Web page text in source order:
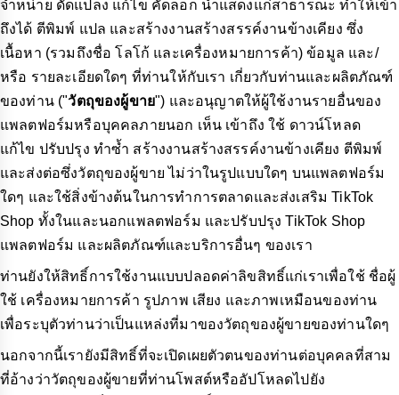
จำหน่าย ดัดแปลง แก้ไข คัดลอก นำแสดงแก่สาธารณะ ทำให้เข้า
ถึงได้ ตีพิมพ์ แปล และสร้างงานสร้างสรรค์งานข้างเคียง ซึ่ง
เนื้อหา (รวมถึงชื่อ โลโก้ และเครื่องหมายการค้า) ข้อมูล และ/
หรือ รายละเอียดใดๆ ที่ท่านให้กับเรา เกี่ยวกับท่านและผลิตภัณฑ์
ของท่าน ("วัตถุของผู้ขาย") และอนุญาตให้ผู้ใช้งานรายอื่นของ
แพลตฟอร์มหรือบุคคลภายนอก เห็น เข้าถึง ใช้ ดาวน์โหลด
แก้ไข ปรับปรุง ทำซ้ำ สร้างงานสร้างสรรค์งานข้างเคียง ตีพิมพ์
และส่งต่อซึ่งวัตถุของผู้ขาย ไม่ว่าในรูปแบบใดๆ บนแพลตฟอร์ม
ใดๆ และใช้สิ่งข้างต้นในการทำการตลาดและส่งเสริม TikTok
Shop ทั้งในและนอกแพลตฟอร์ม และปรับปรุง TikTok Shop
แพลตฟอร์ม และผลิตภัณฑ์และบริการอื่นๆ ของเรา
ท่านยังให้สิทธิ์การใช้งานแบบปลอดค่าลิขสิทธิ์แก่เราเพื่อใช้ ชื่อผู้
ใช้ เครื่องหมายการค้า รูปภาพ เสียง และภาพเหมือนของท่าน
เพื่อระบุตัวท่านว่าเป็นแหล่งที่มาของวัตถุของผู้ขายของท่านใดๆ
นอกจากนี้เรายังมีสิทธิ์ที่จะเปิดเผยตัวตนของท่านต่อบุคคลที่สาม
ที่อ้างว่าวัตถุของผู้ขายที่ท่านโพสต์หรืออัปโหลดไปยัง